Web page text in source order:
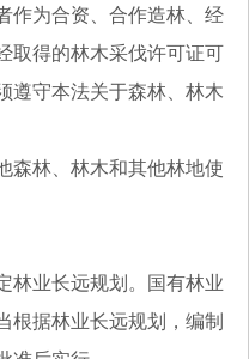
作为合资、合作造林、经
取得的林木采伐许可证可
遵守本法关于森林、林木
森林、林木和其他林地使
业长远规划。国有林业
根据林业长远规划，编制